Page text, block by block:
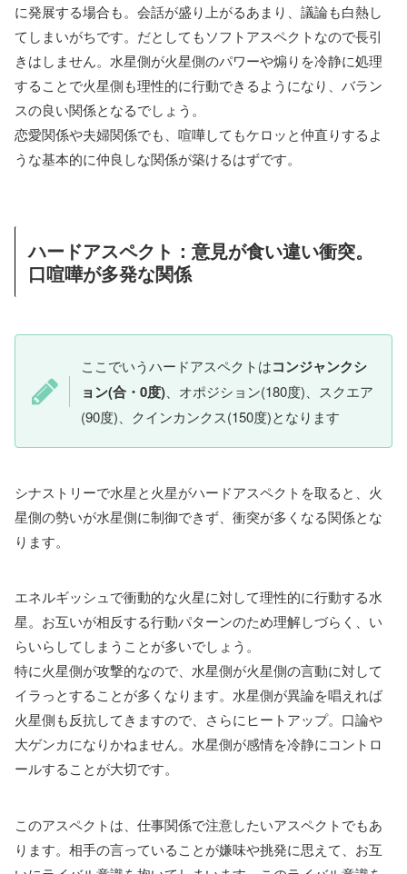
に発展する場合も。会話が盛り上がるあまり、議論も白熱し
てしまいがちです。だとしてもソフトアスペクトなので長引
きはしません。水星側が火星側のパワーや煽りを冷静に処理
することで火星側も理性的に行動できるようになり、バラン
スの良い関係となるでしょう。
恋愛関係や夫婦関係でも、喧嘩してもケロッと仲直りするよ
うな基本的に仲良しな関係が築けるはずです。
ハードアスペクト：意見が食い違い衝突。
口喧嘩が多発な関係
ここでいうハードアスペクトはコンジャンクシ
ョン(合・0度)、オポジション(180度)、スクエア
(90度)、クインカンクス(150度)となります
シナストリーで水星と火星がハードアスペクトを取ると、火
星側の勢いが水星側に制御できず、衝突が多くなる関係とな
ります。
エネルギッシュで衝動的な火星に対して理性的に行動する水
星。お互いが相反する行動パターンのため理解しづらく、い
らいらしてしまうことが多いでしょう。
特に火星側が攻撃的なので、水星側が火星側の言動に対して
イラっとすることが多くなります。水星側が異論を唱えれば
火星側も反抗してきますので、さらにヒートアップ。口論や
大ゲンカになりかねません。水星側が感情を冷静にコントロ
ールすることが大切です。
このアスペクトは、仕事関係で注意したいアスペクトでもあ
ります。相手の言っていることが嫌味や挑発に思えて、お互